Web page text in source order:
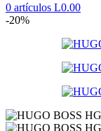
0 artículos L0.00
-20%